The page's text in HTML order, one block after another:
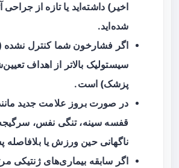
اخیر) داشته‌اید یا تازه از
شده‌اید.
اگر فشارخون شما کنترل نشده
سیستولیک بالاتر از اهداف
پزشک) است.
در صورت بروز علامت جدید
قفسه سینه، تنگی نفس،
ناگهانی حین ورزش یا بلافاصله
اگر سابقه بیماری‌های ژنتیکی